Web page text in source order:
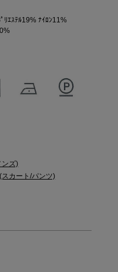
ﾘｴｽﾃﾙ19% ﾅｲﾛﾝ11%
ンズ)
スカート/パンツ)